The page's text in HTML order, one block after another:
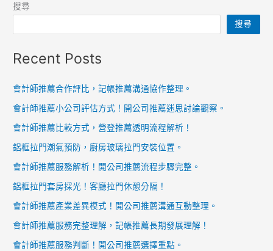
搜尋
搜尋
Recent Posts
會計師推薦合作評比，記帳推薦溝通協作整理。
會計師推薦小公司評估方式！開公司推薦迷思討論觀察。
會計師推薦比較方式，營登推薦透明流程解析！
鋁框拉門潮氣預防，廚房玻璃拉門安裝位置。
會計師推薦服務解析！開公司推薦流程步驟完整。
鋁框拉門套房採光！客廳拉門休憩分隔！
會計師推薦產業差異模式！開公司推薦溝通互動整理。
會計師推薦服務完整理解，記帳推薦長期發展理解！
會計師推薦服務判斷！開公司推薦選擇重點。